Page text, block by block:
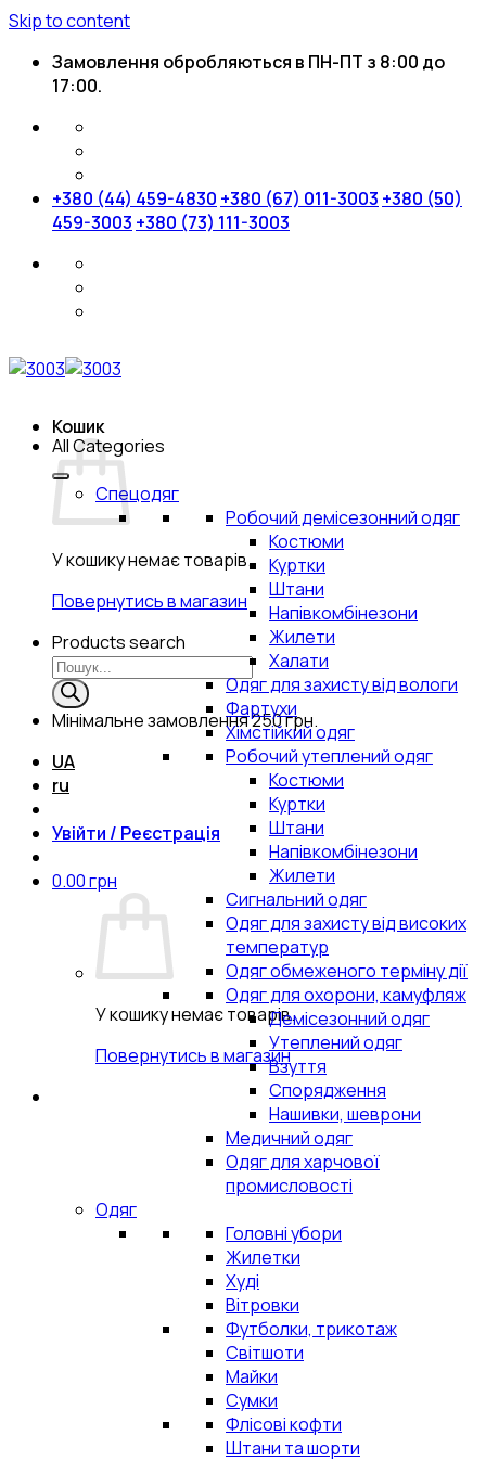
Skip to content
Замовлення обробляються в ПН-ПТ з 8:00 до
17:00.
+380 (44) 459-4830 +380 (67) 011-3003 +380 (50)
459-3003 +380 (73) 111-3003
Кошик
У кошику немає товарів.
Повернутись в магазин
Products search
Мінімальне замовлення250 грн.
UA
ru
Увійти / Реєстрація
0.00грн
У кошику немає товарів.
Повернутись в магазин
All Categories
Спецодяг
Робочий демісезонний одяг
Костюми
Куртки
Штани
Напівкомбінезони
Жилети
Халати
Одяг для захисту від вологи
Фартухи
Хімстійкий одяг
Робочий утеплений одяг
Костюми
Куртки
Штани
Напівкомбінезони
Жилети
Сигнальний одяг
Одяг для захисту від високих
температур
Одяг обмеженого терміну дії
Одяг для охорони, камуфляж
Демісезонний одяг
Утеплений одяг
Взуття
Спорядження
Нашивки, шеврони
Медичний одяг
Одяг для харчової
промисловості
Одяг
Головні убори
Жилетки
Худі
Вітровки
Футболки, трикотаж
Світшоти
Майки
Сумки
Флісові кофти
Штани та шорти